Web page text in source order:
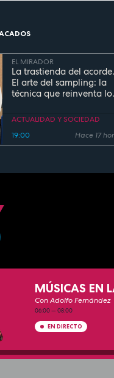
EL MIRADOR
La trastienda del acorde.
El arte del sampling: la
técnica que reinventa
actual
ACTUALIDAD Y SOCIEDAD
19:00
Hace 17
MÚSICAS EN
Con Adolfo Fernández
06:00—08:00
EN DIRECTO